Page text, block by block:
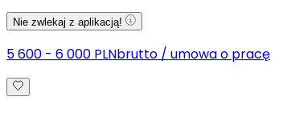
Nie zwlekaj z aplikacją!
5 600 - 6 000 PLNbrutto / umowa o pracę